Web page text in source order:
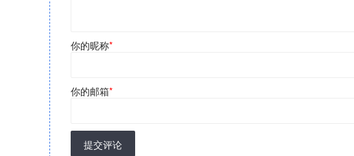
你的昵称*
你的邮箱*
提交评论